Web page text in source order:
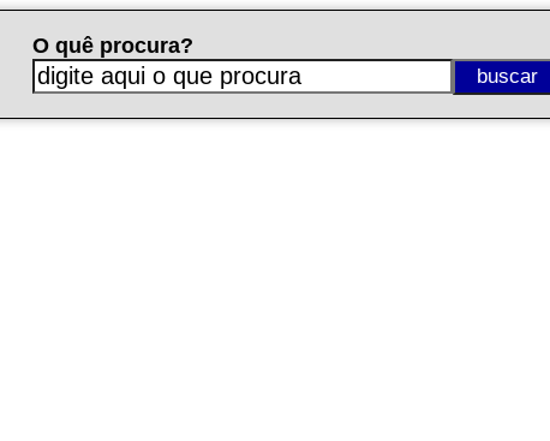
O quê procura?